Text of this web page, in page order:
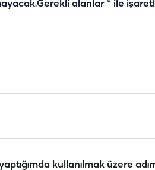
Gerekli alanlar * ile
kullanılmak üzere